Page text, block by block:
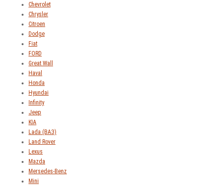
Chevrolet
Chrysler
Citroen
Dodge
Fiat
FORD
Great Wall
Haval
Honda
Hyundai
Infinity
Jeep
KIA
Lada (ВАЗ)
Land Rover
Lexus
Mazda
Mersedes-Benz
Mini